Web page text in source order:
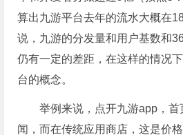
算出九游平台去年的流水大概在
说，九游的分发量和用户基数和
仍有一定的差距，在这样的情况
台的概念。
举例来说，点开九游app，
闻，而在传统应用商店，这是价